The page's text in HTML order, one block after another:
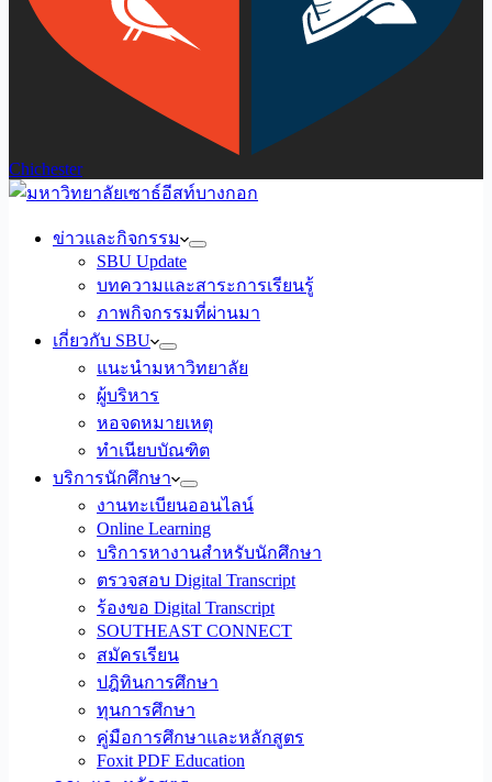
Chichester
ข่าวและกิจกรรม
SBU Update
บทความและสาระการเรียนรู้
ภาพกิจกรรมที่ผ่านมา
เกี่ยวกับ SBU
แนะนำมหาวิทยาลัย
ผู้บริหาร
หอจดหมายเหตุ
ทำเนียบบัณฑิต
บริการนักศึกษา
งานทะเบียนออนไลน์
Online Learning
บริการหางานสำหรับนักศึกษา
ตรวจสอบ Digital Transcript
ร้องขอ Digital Transcript
SOUTHEAST CONNECT
สมัครเรียน
ปฎิทินการศึกษา
ทุนการศึกษา
คู่มือการศึกษาและหลักสูตร
Foxit PDF Education